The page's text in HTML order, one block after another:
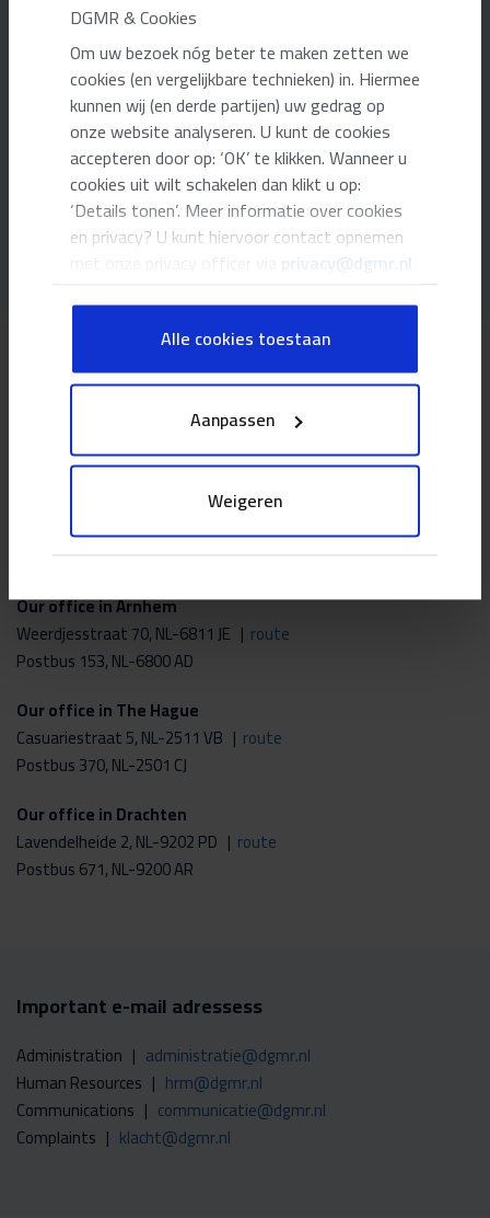
DGMR & Cookies
Om uw bezoek nóg beter te maken zetten we
cookies (en vergelijkbare technieken) in. Hiermee
kunnen wij (en derde partijen) uw gedrag op
onze website analyseren. U kunt de cookies
accepteren door op: ‘OK’ te klikken. Wanneer u
cookies uit wilt schakelen dan klikt u op:
‘Details tonen’. Meer informatie over cookies
en privacy? U kunt hiervoor contact opnemen
privacy@dgmr.nl
Alle cookies toestaan
Aanpassen
Weigeren
When you click Submit, you agree to our
privacy policy.
Information
Our office in Arnhem
Weerdjesstraat 70, NL-6811 JE | route
Postbus 153, NL-6800 AD
Our office in The Hague
Casuariestraat 5, NL-2511 VB | route
Postbus 370, NL-2501 CJ
Our office in Drachten
Lavendelheide 2, NL-9202 PD | route
Postbus 671, NL-9200 AR
Important e-mail adressess
Administration | administratie@dgmr.nl
Human Resources | hrm@dgmr.nl
Communications | communicatie@dgmr.nl
Complaints | klacht@dgmr.nl